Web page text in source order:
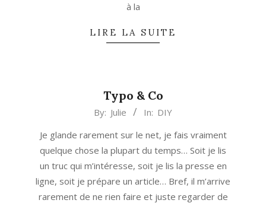
à la
LIRE LA SUITE
Typo & Co
16
By: Julie In: DIY
Je glande rarement sur le net, je fais vraiment
quelque chose la plupart du temps… Soit je lis
un truc qui m’intéresse, soit je lis la presse en
ligne, soit je prépare un article… Bref, il m’arrive
rarement de ne rien faire et juste regarder de